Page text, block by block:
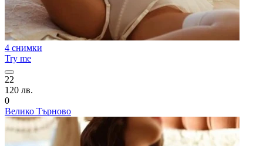
4 снимки
Try me
22
120 лв.
0
Велико Търново